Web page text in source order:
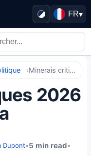
FR▾
Minerais critiques 2026 : la lutte pour la suprématie
2026
Dupont•5 min read•